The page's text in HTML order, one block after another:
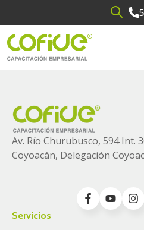
Open
Av. Río Churubusco, 594 Int.
Coyoacán, Delegación
Servicios